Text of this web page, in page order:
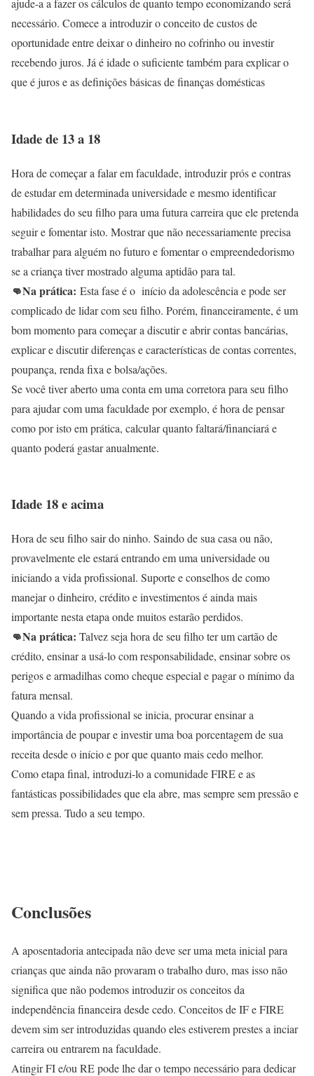
ajude-a a fazer os cálculos de quanto tempo economizando será
necessário. Comece a introduzir o conceito de custos de
oportunidade entre deixar o dinheiro no cofrinho ou investir
recebendo juros. Já é idade o suficiente também para explicar o
que é juros e as definições básicas de finanças domésticas
Idade de 13 a 18
Hora de começar a falar em faculdade, introduzir prós e contras
de estudar em determinada universidade e mesmo identificar
habilidades do seu filho para uma futura carreira que ele pretenda
seguir e fomentar isto. Mostrar que não necessariamente precisa
trabalhar para alguém no futuro e fomentar o empreendedorismo
se a criança tiver mostrado alguma aptidão para tal.
👊Na prática: Esta fase é o início da adolescência e pode ser
complicado de lidar com seu filho. Porém, financeiramente, é um
bom momento para começar a discutir e abrir contas bancárias,
explicar e discutir diferenças e características de contas correntes,
poupança, renda fixa e bolsa/ações.
Se você tiver aberto uma conta em uma corretora para seu filho
para ajudar com uma faculdade por exemplo, é hora de pensar
como por isto em prática, calcular quanto faltará/financiará e
quanto poderá gastar anualmente.
Idade 18 e acima
Hora de seu filho sair do ninho. Saindo de sua casa ou não,
provavelmente ele estará entrando em uma universidade ou
iniciando a vida profissional. Suporte e conselhos de como
manejar o dinheiro, crédito e investimentos é ainda mais
importante nesta etapa onde muitos estarão perdidos.
👊Na prática: Talvez seja hora de seu filho ter um cartão de
crédito, ensinar a usá-lo com responsabilidade, ensinar sobre os
perigos e armadilhas como cheque especial e pagar o mínimo da
fatura mensal.
Quando a vida profissional se inicia, procurar ensinar a
importância de poupar e investir uma boa porcentagem de sua
receita desde o início e por que quanto mais cedo melhor.
Como etapa final, introduzi-lo a comunidade FIRE e as
fantásticas possibilidades que ela abre, mas sempre sem pressão e
sem pressa. Tudo a seu tempo.
Conclusões
A aposentadoria antecipada não deve ser uma meta inicial para
crianças que ainda não provaram o trabalho duro, mas isso não
significa que não podemos introduzir os conceitos da
independência financeira desde cedo. Conceitos de IF e FIRE
devem sim ser introduzidas quando eles estiverem prestes a inciar
carreira ou entrarem na faculdade.
Atingir FI e/ou RE pode lhe dar o tempo necessário para dedicar